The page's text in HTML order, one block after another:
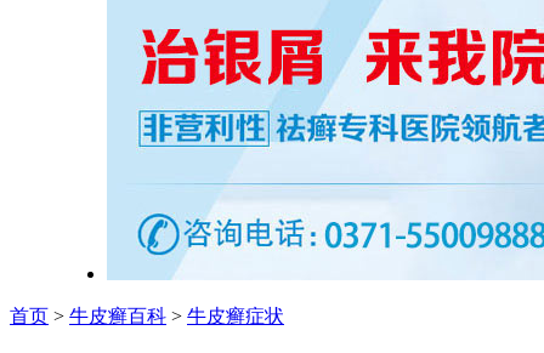
首页 > 牛皮癣百科 > 牛皮癣症状